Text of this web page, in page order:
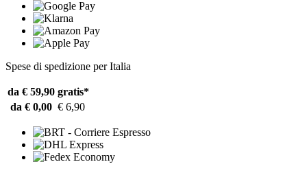
Spese di spedizione per Italia
da € 59,90 gratis*
da € 0,00 € 6,90